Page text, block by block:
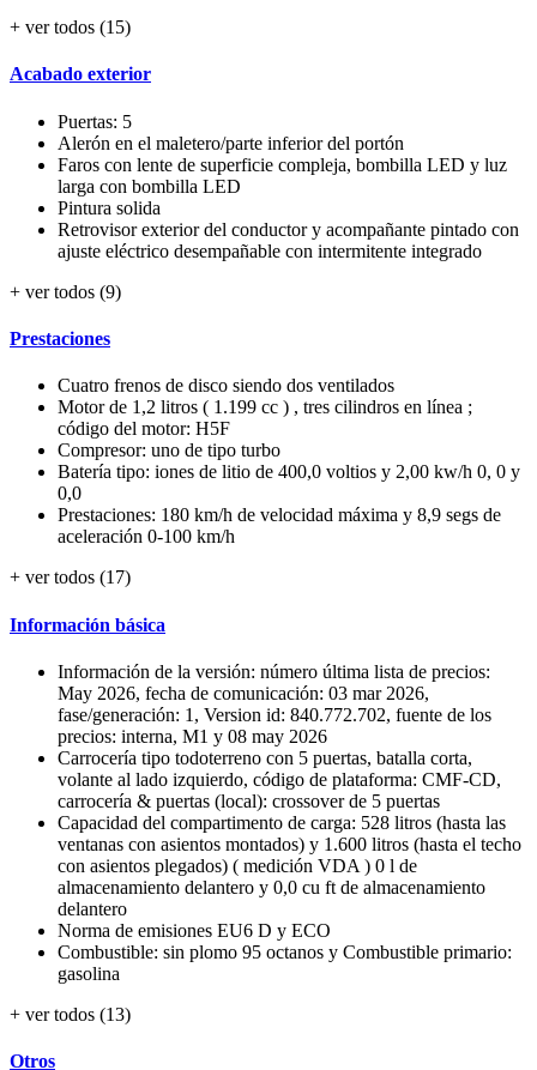
+ ver todos (15)
Acabado exterior
Puertas: 5
Alerón en el maletero/parte inferior del portón
Faros con lente de superficie compleja, bombilla LED y luz
larga con bombilla LED
Pintura solida
Retrovisor exterior del conductor y acompañante pintado con
ajuste eléctrico desempañable con intermitente integrado
+ ver todos (9)
Prestaciones
Cuatro frenos de disco siendo dos ventilados
Motor de 1,2 litros ( 1.199 cc ) , tres cilindros en línea ;
código del motor: H5F
Compresor: uno de tipo turbo
Batería tipo: iones de litio de 400,0 voltios y 2,00 kw/h 0, 0 y
0,0
Prestaciones: 180 km/h de velocidad máxima y 8,9 segs de
aceleración 0-100 km/h
+ ver todos (17)
Información básica
Información de la versión: número última lista de precios:
May 2026, fecha de comunicación: 03 mar 2026,
fase/generación: 1, Version id: 840.772.702, fuente de los
precios: interna, M1 y 08 may 2026
Carrocería tipo todoterreno con 5 puertas, batalla corta,
volante al lado izquierdo, código de plataforma: CMF-CD,
carrocería & puertas (local): crossover de 5 puertas
Capacidad del compartimento de carga: 528 litros (hasta las
ventanas con asientos montados) y 1.600 litros (hasta el techo
con asientos plegados) ( medición VDA ) 0 l de
almacenamiento delantero y 0,0 cu ft de almacenamiento
delantero
Norma de emisiones EU6 D y ECO
Combustible: sin plomo 95 octanos y Combustible primario:
gasolina
+ ver todos (13)
Otros